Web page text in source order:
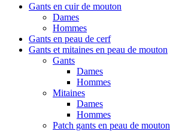
Gants en cuir de mouton
Dames
Hommes
Gants en peau de cerf
Gants et mitaines en peau de mouton
Gants
Dames
Hommes
Mitaines
Dames
Hommes
Patch gants en peau de mouton